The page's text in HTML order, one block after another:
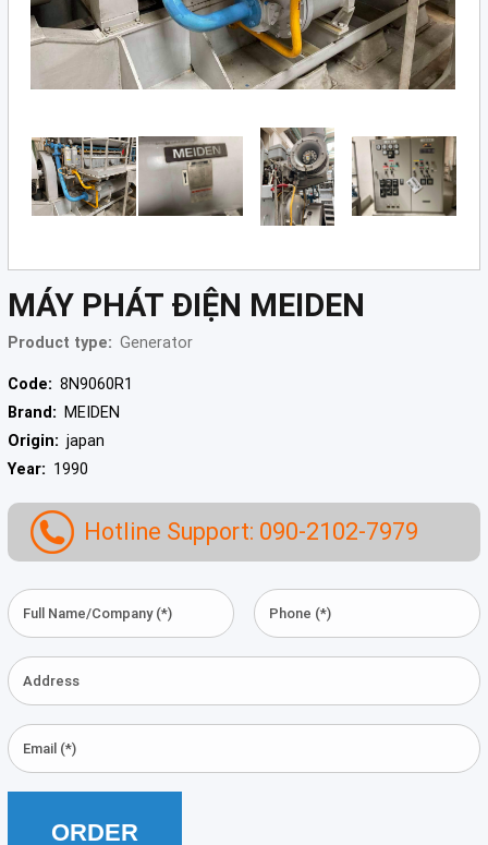
Machine
(2)
CNC
Punch
Press
(6)
Conventional
(11)
Press
(3)
Press
Brake
(4)
Punch
Press
(0)
Grinding
Machine
(6)
Cutting
Machine
(6)
Milling
(17)
Planer
MÁY PHÁT ĐIỆN MEIDEN
Product type: Generator
Code: 8N9060R1
Brand: MEIDEN
Origin: japan
Year: 1990
Hotline Support: 090-2102-7979